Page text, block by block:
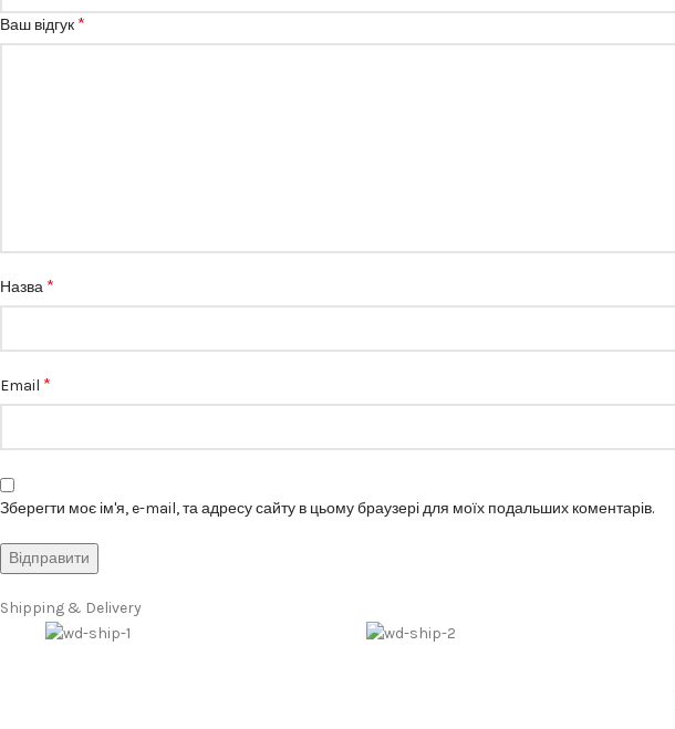
Ваш відгук *
Назва *
Email *
Зберегти моє ім'я, e-mail, та адресу сайту в цьому браузері для моїх подальших коментарів.
Shipping & Delivery